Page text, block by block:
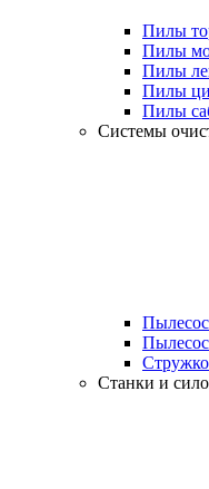
Пилы
Пилы
Пилы
Пилы
Пилы
Системы
Станки и